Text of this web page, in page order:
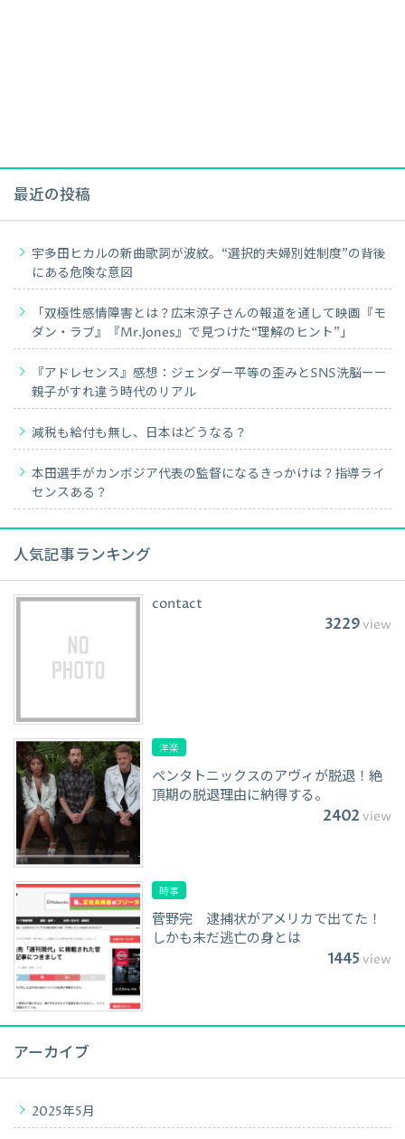
最近の投稿
宇多田ヒカルの新曲歌詞が波紋。“選択的夫婦別姓制度”の背後
にある危険な意図
「双極性感情障害とは？広末涼子さんの報道を通して映画『モ
ダン・ラブ』『Mr.Jones』で見つけた“理解のヒント”」
『アドレセンス』感想：ジェンダー平等の歪みとSNS洗脳ーー
親子がすれ違う時代のリアル
減税も給付も無し、日本はどうなる？
本田選手がカンボジア代表の監督になるきっかけは？指導ライ
センスある？
人気記事ランキング
contact
3229view
洋楽
ペンタトニックスのアヴィが脱退！絶
頂期の脱退理由に納得する。
2402 view
時事
菅野完 逮捕状がアメリカで出てた！
しかも未だ逃亡の身とは
1445 view
アーカイブ
2025年5月